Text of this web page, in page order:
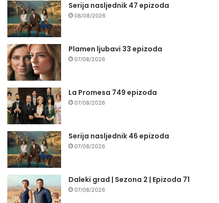
Serija nasljednik 47 epizoda
08/08/2026
Plamen ljubavi 33 epizoda
07/08/2026
La Promesa 749 epizoda
07/08/2026
Serija nasljednik 46 epizoda
07/08/2026
Daleki grad | Sezona 2 | Epizoda 71
07/08/2026